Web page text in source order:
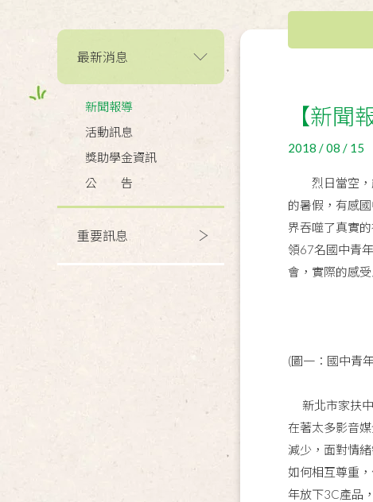
最新消息
新聞報導
活動訊息
獎助學金資訊
公 告
重要訊息
【新聞
2018 / 08 / 15
烈日當空，能
的暑假，有感
界吞噬了真實
領67名國中青
會，實際的感
(圖一：國中青
新北市家扶中
在著太多影音
減少，面對情
如何相互尊重
年放下3C產品